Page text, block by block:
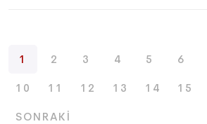
1 2 3 4 5 6
10 11 12 13 14 15
SONRAKI